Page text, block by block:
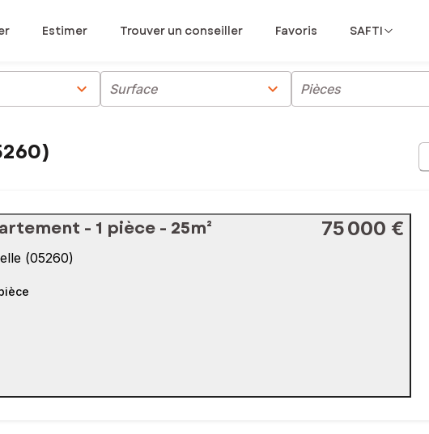
Estimer Trouver un conseiller Favoris SAFTI
chevron_right Surface chevron_right Pièces
- 1 pièce - 25m² 75 000 €
(05260)